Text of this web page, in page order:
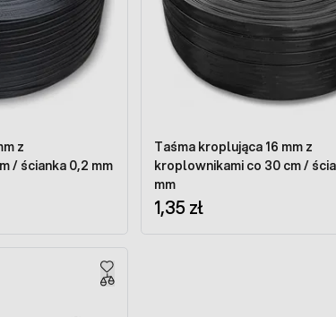
z
/ ścianka 0,2 mm
Taśma kroplująca 16 mm z
kroplownikami co 30 cm /
mm
1,35 zł